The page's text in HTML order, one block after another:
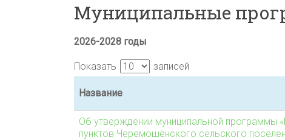
Муниципальные
2026-2028 годы
Показать записей
Название
Об утверждении муниципальной программы
пунктов Черемошёнского сельского